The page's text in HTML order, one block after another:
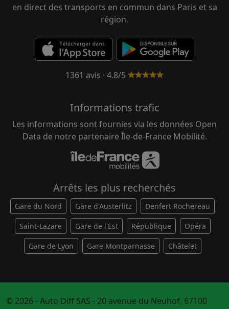
en direct des transports en commun dans Paris et sa
région.
1361 avis · 4.8/5
Informations trafic
Les informations sont fournies via les données Open
Data de notre partenaire Île-de-France Mobilité.
Arrêts les plus recherchés
Gare du Nord Gare d'Austerlitz Denfert Rochereau
Saint-Lazare Gare de l'Est République Opéra
Gare de Lyon Gare Montparnasse Châtelet
© 2026 - Auto Diff SAS - 20 avenue du Neuhof, 67100